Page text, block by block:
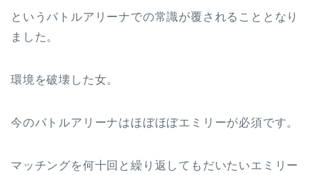
というバトルアリーナでの常識が覆されることとなり
ました。
環境を破壊した女。
今のバトルアリーナはほぼほぼエミリーが必須です。
マッチングを何十回と繰り返してもだいたいエミリー